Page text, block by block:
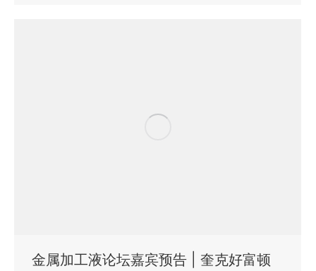
金属加工液论坛嘉宾预告 | 奎克好富顿